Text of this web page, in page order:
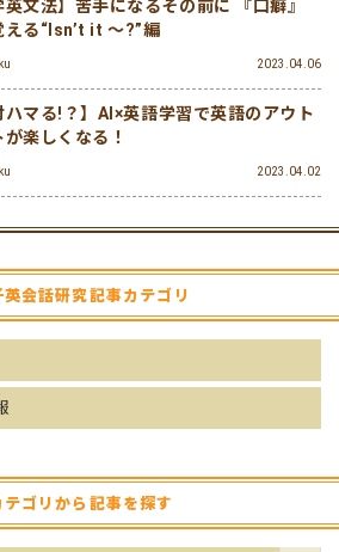
英文法】苦手になるその前に 『口癖』
える“Isn’t it ～?”編
2023.04.06
ハマる!？】AI×英語学習で英語のアウト
が楽しくなる！
2023.04.02
英会話研究記事カテゴリ
テゴリから記事を探す